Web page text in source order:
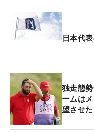
この時点ではメダ
や連続ボギー。まさ
た。
ラームは昨年12月
は700億円以上と言
たスポーツ長者番付
日本代
独走態
ームは
望させた